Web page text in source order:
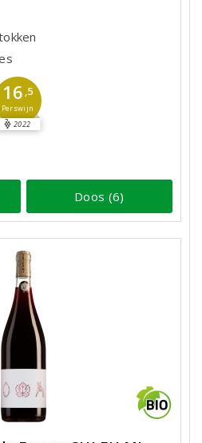
16 ,5
Perswijn
2022
Doos (6)